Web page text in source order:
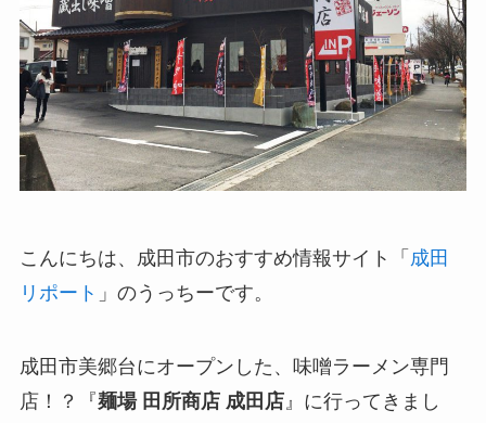
こんにちは、成田市のおすすめ情報サイト「 成田
リポート 」のうっちーです。
成田市美郷台にオープンした、味噌ラーメン専門
店！？『麺場 田所商店 成田店』に行ってきまし